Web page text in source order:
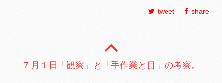
tweet share
７月１日「観察」と「手作業と目」の考察。